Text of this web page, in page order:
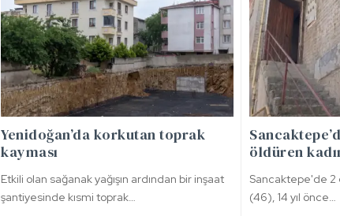
Yenidoğan’da korkutan toprak
kayması
Etkili olan sağanak yağışın ardından bir inşaat
şantiyesinde kısmi toprak…
öldüren
Sancaktepe'de 2
(46), 14 yıl önce…